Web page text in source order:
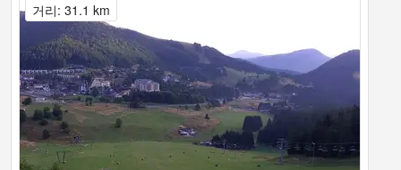
거리: 31.1 km